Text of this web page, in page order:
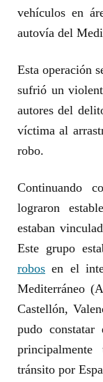
vehículos en
autovía del
Esta operación
sufrió un
autores del
víctima al
robo.
Continuando
lograron
estaban
Este grupo
robos en el
Mediterráneo
Castellón,
pudo constatar
tránsito por